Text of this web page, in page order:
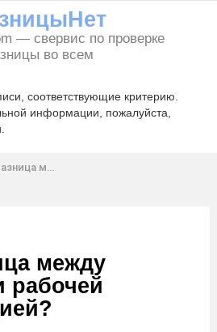
— свервис по проверке
во всем
соответствующие критерию.
информации, пожалуйста,
и рабочей документацией?
между
рабочей